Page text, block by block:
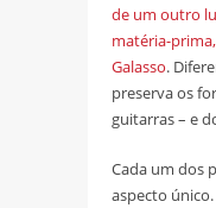
de um outro
matéria-
Galasso.
preserva os
guitarras – e
Cada um dos
aspecto